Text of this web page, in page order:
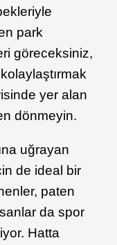
park
göreceksiniz,
yer alan
dönmeyin.
uğrayan
de ideal bir
paten
da spor
Hatta